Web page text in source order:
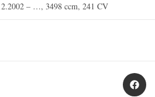
– …, 3498 ccm, 241 CV
Opens
in